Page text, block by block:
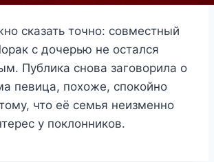
сказать точно: совместный
с дочерью не остался
Публика снова заговорила о
певица, похоже, спокойно
что её семья неизменно
у поклонников.